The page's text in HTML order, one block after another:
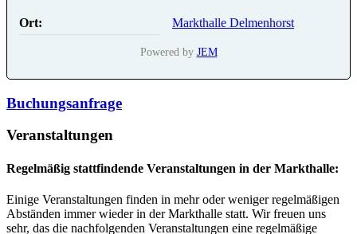
Ort: Markthalle Delmenhorst
Powered by JEM
Buchungsanfrage
Veranstaltungen
Regelmäßig stattfindende Veranstaltungen in der Markthalle:
Einige Veranstaltungen finden in mehr oder weniger regelmäßigen
Abständen immer wieder in der Markthalle statt. Wir freuen uns
sehr, das die nachfolgenden Veranstaltungen eine regelmäßige